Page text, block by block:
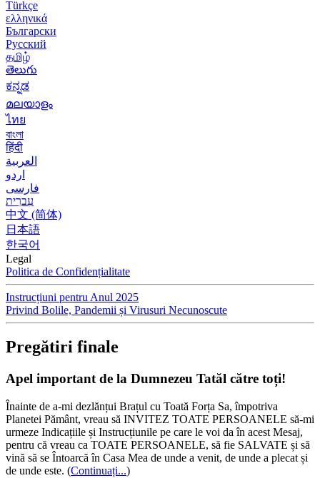
Türkçe
ελληνικά
Български
Русский
தமிழ்
తెలుగు
ಕನ್ನಡ
മലയാളം
ไทย
বাংলা
हिंदी
العربية
اردو
فارسی
עִברִית
中文 (简体)
日本語
한국어
Legal
Politica de Confidențialitate
Instrucțiuni pentru Anul 2025
Privind Bolile, Pandemii și Virusuri Necunoscute
Pregătiri finale
Apel important de la Dumnezeu Tatăl către toți!
Înainte de a-mi dezlănțui Brațul cu Toată Forța Sa, împotriva
Planetei Pământ, vreau să INVITEZ TOATE PERSOANELE să-mi
urmeze Indicațiile și Instrucțiunile pe care le voi da în acest Mesaj,
pentru că vreau ca TOATE PERSOANELE, să fie SALVATE și să
vină să se Întoarcă în Casa Mea de unde a venit, de unde a plecat și
de unde este. (Continuați...)